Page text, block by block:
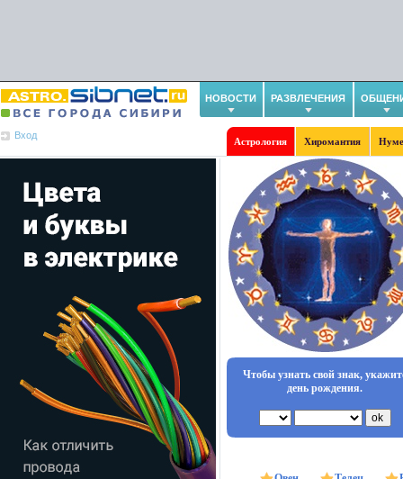
НОВОСТИ РАЗВЛЕЧЕНИЯ
Вход
Астрология Хиромантия
Чтобы узнать свой знак,
день рождения.